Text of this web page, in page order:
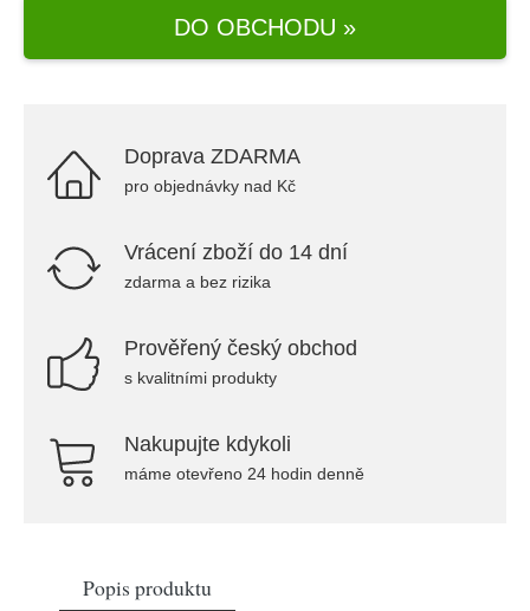
DO OBCHODU »
Doprava ZDARMA
pro objednávky nad Kč
Vrácení zboží do 14 dní
zdarma a bez rizika
Prověřený český obchod
s kvalitními produkty
Nakupujte kdykoli
máme otevřeno 24 hodin denně
Popis produktu